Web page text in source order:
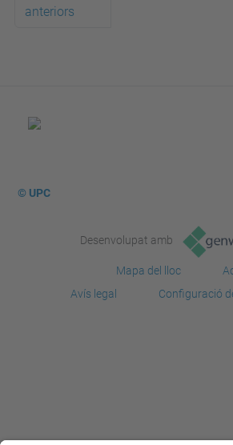
anteriors
© UPC
Desenvolupat amb
Mapa del lloc
Avís legal
Configuració